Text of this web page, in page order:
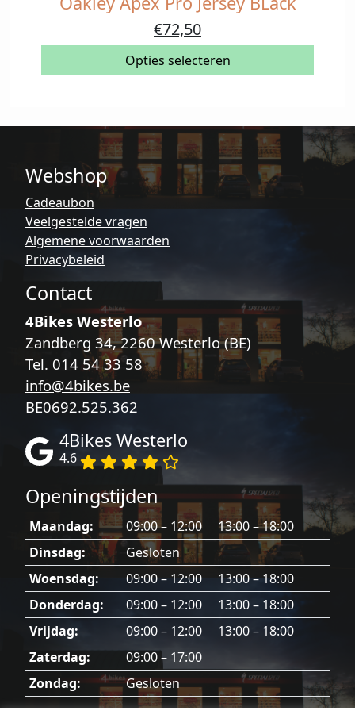
Oorspronkelijke
prijs
was:
€72,50Huidige
prijs
is:
Opties selecteren
variaties.
worden
de
productpagina
Webshop
Cadeaubon
Veelgestelde vragen
Algemene voorwaarden
Privacybeleid
Contact
4Bikes Westerlo
Zandberg 34, 2260 Westerlo (BE)
Tel. 014 54 33 58
info@4bikes.be
BE0692.525.362
4Bikes Westerlo
4.6
Openingstijden
Maandag:
09:00 – 12:00 13:00 – 18:00
Dinsdag:
Gesloten
Woensdag:
09:00 – 12:00 13:00 – 18:00
Donderdag:
09:00 – 12:00 13:00 – 18:00
Vrijdag:
09:00 – 12:00 13:00 – 18:00
Zaterdag:
09:00 – 17:00
Zondag:
Gesloten